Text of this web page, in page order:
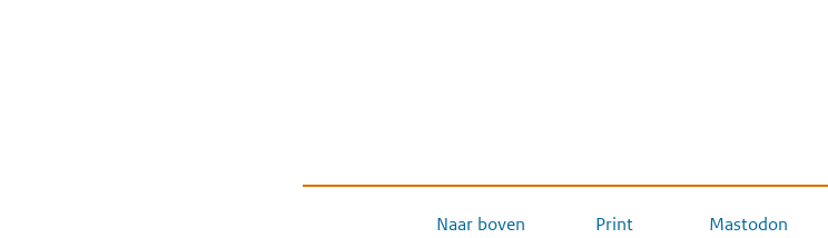
Naar boven Print Mastodon